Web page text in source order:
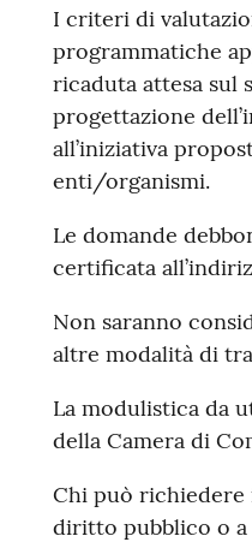
I criteri di
programmatiche
ricaduta attesa sul
progettazione
all’iniziativa
enti/organismi.
Le domande
certificata
Non saranno
altre modalità di
La modulistica da
della Camera di
Chi può
diritto pubblico o a